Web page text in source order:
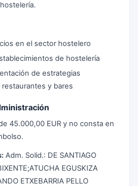
en el sector hostelero
de hostelería
de estrategias
y bares
45.000,00 EUR y no consta en
Adm. Solid.: DE SANTIAGO
EGUSKIZA
ETXEBARRIA PELLO